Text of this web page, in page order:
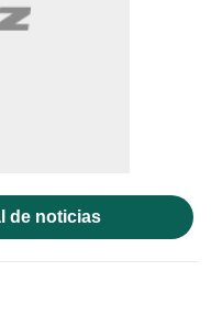
de noticias